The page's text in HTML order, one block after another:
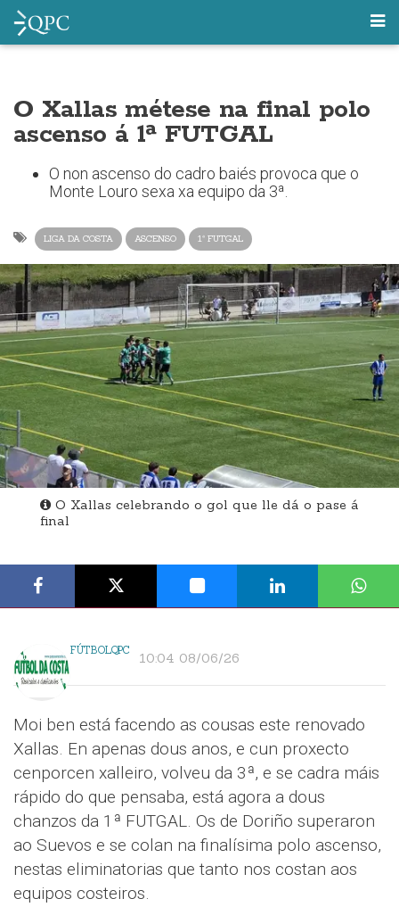
O Xallas métese na final polo
ascenso á 1ª FUTGAL
O non ascenso do cadro baiés provoca que o
Monte Louro sexa xa equipo da 3ª.
LIGA DA COSTA ASCENSO 1ª FUTGAL
O Xallas celebrando o gol que lle dá o pase á
final
FÚTBOLQPC 10:04 08/06/26
Moi ben está facendo as cousas este renovado
Xallas. En apenas dous anos, e cun proxecto
cenporcen xalleiro, volveu da 3ª, e se cadra máis
rápido do que pensaba, está agora a dous
chanzos da 1ª FUTGAL. Os de Doriño superaron
ao Suevos e se colan na finalísima polo ascenso,
nestas eliminatorias que tanto nos costan aos
equipos costeiros.